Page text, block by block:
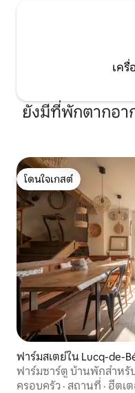
เครื่
ยังมีที่พักตากอา
โดนใจเกสต์
โดนใจเกสต์
ฟาร์มสเตย์ใน Lucq-de-
ฟาร์มซาร์ตู บ้านพักสำหรั
ครอบครัว · สถานที่ · ฮีตเ